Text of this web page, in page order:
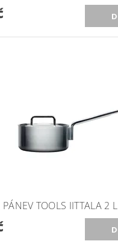
TOOLS IITTALA 2 L